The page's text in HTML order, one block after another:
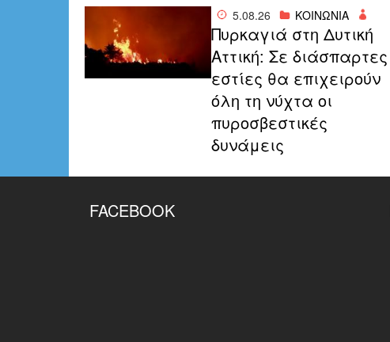
5.08.26 ΚΟΙΝΩΝΙΑ
Πυρκαγιά στη Δυτική
Αττική: Σε διάσπαρτες
εστίες θα επιχειρούν
όλη τη νύχτα οι
πυροσβεστικές
δυνάμεις
FACEBOOK